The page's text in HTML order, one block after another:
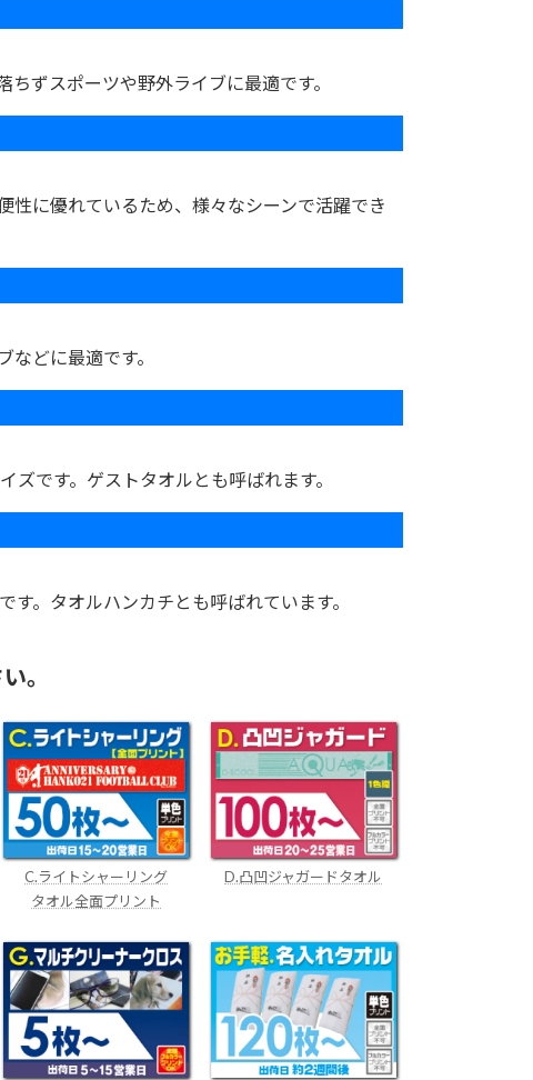
ずスポーツや野外ライブに最適です。
性に優れているため、様々なシーンで活躍でき
どに最適です。
です。ゲストタオルとも呼ばれます。
。タオルハンカチとも呼ばれています。
。
C.ライトシャーリング
タオル全面プリント
D.凸凹ジャガードタオル